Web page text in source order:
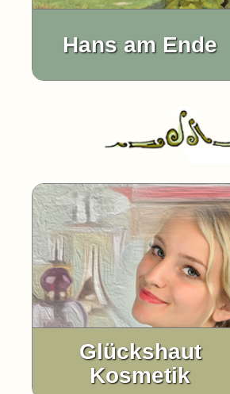
Hans am Ende
Glückshaut
Kosmetik